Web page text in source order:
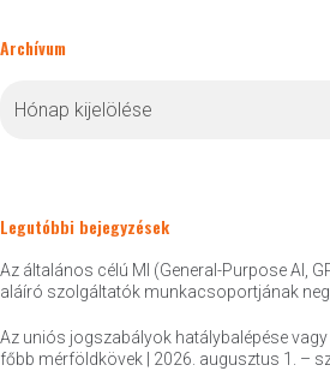
Archívum
Legutóbbi bejegyzések
Az általános célú MI (General-Purpose AI,
aláíró szolgáltatók munkacsoportjának
Az uniós jogszabályok hatálybalépése
főbb mérföldkövek | 2026. augusztus 1. –